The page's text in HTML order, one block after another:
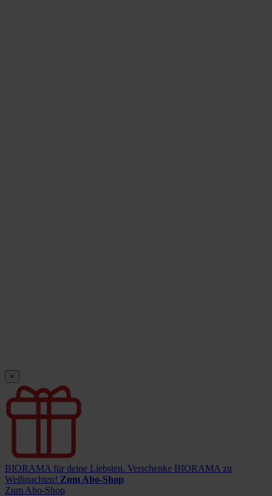
×
BIORAMA für deine Liebsten. Verschenke BIORAMA zu
Weihnachten! Zum Abo-Shop
Zum Abo-Shop